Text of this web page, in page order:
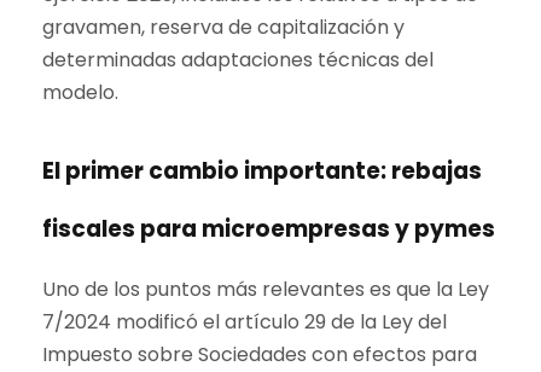
gravamen, reserva de capitalización y
determinadas adaptaciones técnicas del
modelo.
El primer cambio importante: rebajas
fiscales para microempresas y pymes
Uno de los puntos más relevantes es que la Ley
7/2024 modificó el artículo 29 de la Ley del
Impuesto sobre Sociedades con efectos para